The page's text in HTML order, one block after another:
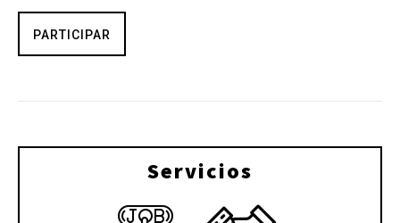
PARTICIPAR
Servicios